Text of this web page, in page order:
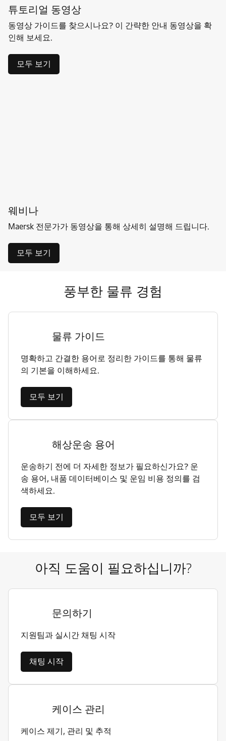
튜토리얼 동영상
동영상 가이드를 찾으시나요? 이 간략한 안내 동영상을 확
인해 보세요.
모두 보기
웨비나
Maersk 전문가가 동영상을 통해 상세히 설명해 드립니다.
모두 보기
풍부한 물류 경험
물류 가이드
명확하고 간결한 용어로 정리한 가이드를 통해 물류
의 기본을 이해하세요.
모두 보기
해상운송 용어
운송하기 전에 더 자세한 정보가 필요하신가요? 운
송 용어, 내품 데이터베이스 및 운임 비용 정의를 검
색하세요.
모두 보기
아직 도움이 필요하십니까?
문의하기
지원팀과 실시간 채팅 시작
채팅 시작
케이스 관리
케이스 제기, 관리 및 추적